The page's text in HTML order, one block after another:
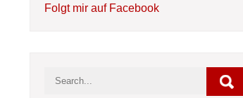
Folgt mir auf Facebook